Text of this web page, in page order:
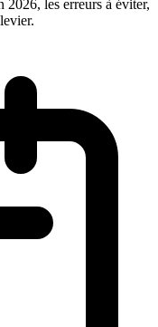
2026, les erreurs à éviter,